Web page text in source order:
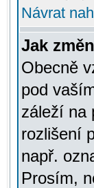
Návrat
Jak
Obecně
pod
záleží na
rozlišení
např.
Prosím,